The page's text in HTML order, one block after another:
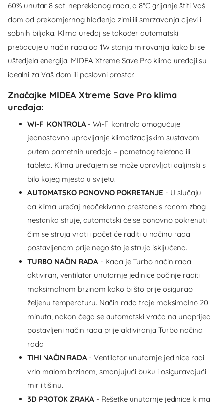
60% unutar 8 sati neprekidnog rada, a 8°C grijanje štiti Vaš
dom od prekomjernog hlađenja zimi ili smrzavanja cijevi i
sobnih biljaka. Klima uređaj se također automatski
prebacuje u način rada od 1W stanja mirovanja kako bi se
uštedjela energija. MIDEA Xtreme Save Pro klima uređaji su
idealni za Vaš dom ili poslovni prostor.
Značajke MIDEA Xtreme Save Pro klima
uređaja:
WI-FI KONTROLA - Wi-Fi kontrola omogućuje
jednostavno upravljanje klimatizacijskim sustavom
putem pametnih uređaja – pametnog telefona ili
tableta. Klima uređajem se može upravljati daljinski s
bilo kojeg mjesta u svijetu.
AUTOMATSKO PONOVNO POKRETANJE - U slučaju
da klima uređaj neočekivano prestane s radom zbog
nestanka struje, automatski će se ponovno pokrenuti
čim se struja vrati i počet će raditi u načinu rada
postavljenom prije nego što je struja isključena.
TURBO NAČIN RADA - Kada je Turbo način rada
aktiviran, ventilator unutarnje jedinice počinje raditi
maksimalnom brzinom kako bi što prije osigurao
željenu temperaturu. Način rada traje maksimalno 20
minuta, nakon čega se automatski vraća na unaprijed
postavljeni način rada prije aktiviranja Turbo načina
rada.
TIHI NAČIN RADA - Ventilator unutarnje jedinice radi
vrlo malom brzinom, smanjujući buku i osiguravajući
mir i tišinu.
3D PROTOK ZRAKA - Rešetke unutarnje jedinice klima